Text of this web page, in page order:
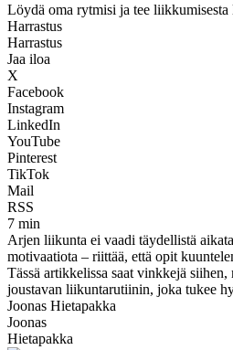
Löydä oma rytmisi ja tee liikkumisesta
Harrastus
Harrastus
Jaa iloa
X
Facebook
Instagram
LinkedIn
YouTube
Pinterest
TikTok
Mail
RSS
7 min
Arjen liikunta ei vaadi täydellistä
motivaatiota – riittää, että opit
Tässä artikkelissa saat vinkkejä siihen,
joustavan liikuntarutiinin, joka tukee
Joonas Hietapakka
Joonas
Hietapakka